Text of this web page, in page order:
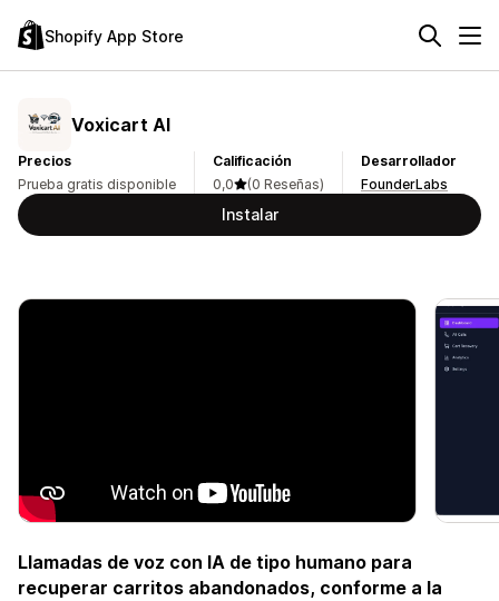
Shopify App Store
Voxicart AI
Precios
Prueba gratis disponible
Calificación
0,0
(0 Reseñas)
Desarrollador
FounderLabs
Instalar
Llamadas de voz con IA de tipo humano para
recuperar carritos abandonados, conforme a la